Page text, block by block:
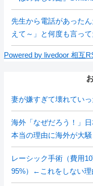
先生から電話があった
えて～」と何度も言っ
Powered by livedoor 相互
妻が嫌すぎて壊れてい
海外「なぜだろう！」
本当の理由に海外が大
レーシック手術（費用
95%）←これをしない理